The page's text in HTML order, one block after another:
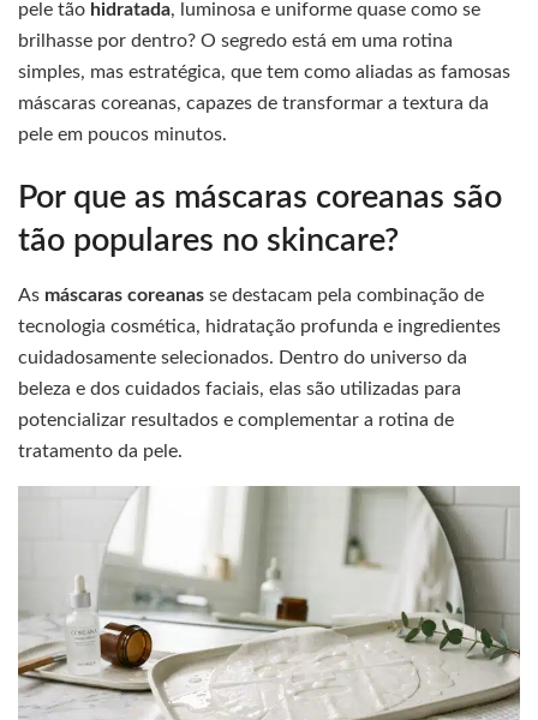
pele tão hidratada, luminosa e uniforme quase como se
brilhasse por dentro? O segredo está em uma rotina
simples, mas estratégica, que tem como aliadas as famosas
máscaras coreanas, capazes de transformar a textura da
pele em poucos minutos.
Por que as máscaras coreanas são
tão populares no skincare?
As máscaras coreanas se destacam pela combinação de
tecnologia cosmética, hidratação profunda e ingredientes
cuidadosamente selecionados. Dentro do universo da
beleza e dos cuidados faciais, elas são utilizadas para
potencializar resultados e complementar a rotina de
tratamento da pele.